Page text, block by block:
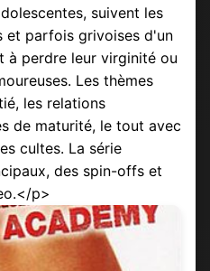
suivent les
et parfois grivoises d'un
à perdre leur virginité ou
Les thèmes
les relations
de maturité, le tout avec
cultes. La série
des spin-offs et
p>